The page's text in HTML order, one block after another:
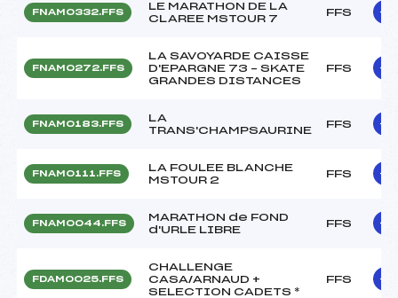
FNAM0332.FFS
LE MARATHON DE LA
CLAREE MSTOUR 7
FFS
FNAM0272.FFS
LA SAVOYARDE CAISSE
D'EPARGNE 73 – SKATE
GRANDES DISTANCES
FFS
FNAM0183.FFS
LA
TRANS'CHAMPSAURINE
FFS
FNAM0111.FFS
LA FOULEE BLANCHE
MSTOUR 2
FFS
FNAM0044.FFS
MARATHON de FOND
d'URLE LIBRE
FFS
FDAM0025.FFS
CHALLENGE
CASA/ARNAUD +
SELECTION CADETS *
FFS